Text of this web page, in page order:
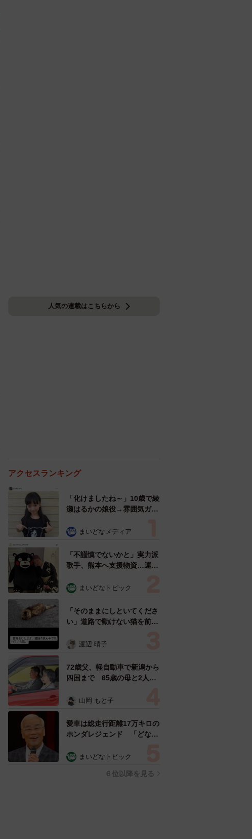
人気の連載はこちらから
アクセスランキング
「化けましたね～」10歳で綾
瀬はるかの娘役→雰囲気ガラ
雰囲気が」「宝塚に入れそ
まいどなメディア
「不謹慎でないかと」実力派
歌手、熊本へ支援物資…運搬
めらい 「痛いほど伝わる」
まいどなトピック
「そのままにしといてくださ
い」道路で動けない猫を前に
ようとした4日間 「命の重
表の訴え
渡辺 晴子
72歳父、軽自動車で新潟から
四国まで 65歳の母と2人で
憩まで分刻み… 「大学生で
山岡 もと子
愛車は総走行距離17万キロの
ホンダレジェンド 「どなた
所漫才師が譲渡の意向
まいどなトピック
６位以降を見る